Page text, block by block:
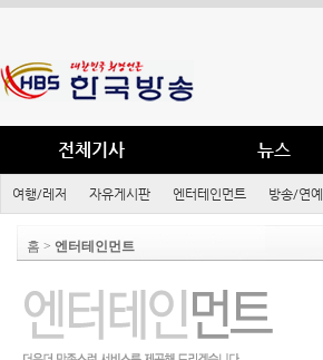
전체기사 뉴스
여행/레저 자유게시판 엔터테인먼트 방송/연예
홈 > 엔터테인먼트